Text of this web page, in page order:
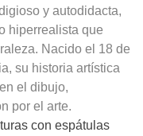
y autodidacta,
hiperrealista que
Nacido el 18 de
su historia artística
el dibujo,
por el arte.
con espátulas